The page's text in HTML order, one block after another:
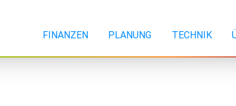
FINANZEN PLANUNG TECHNIK